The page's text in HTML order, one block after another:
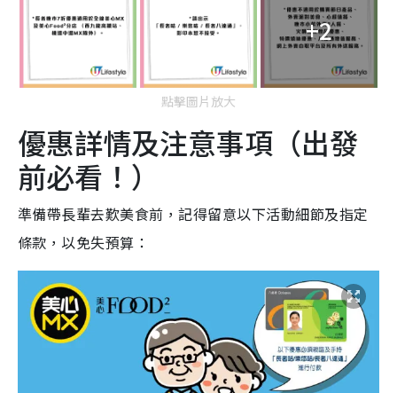
+2
點擊圖片放大
優惠詳情及注意事項（出發
前必看！）
準備帶長輩去歎美食前，記得留意以下活動細節及指定
條款，以免失預算：